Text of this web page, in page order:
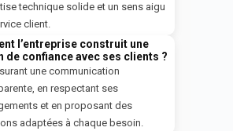
technique solide et un sens aigu
client.
l’entreprise construit une
de confiance avec ses clients ?
une communication
en respectant ses
et en proposant des
adaptées à chaque besoin.